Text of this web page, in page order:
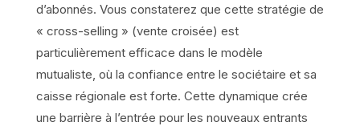
d’abonnés. Vous constaterez que cette stratégie de
« cross-selling » (vente croisée) est
particulièrement efficace dans le modèle
mutualiste, où la confiance entre le sociétaire et sa
caisse régionale est forte. Cette dynamique crée
une barrière à l’entrée pour les nouveaux entrants